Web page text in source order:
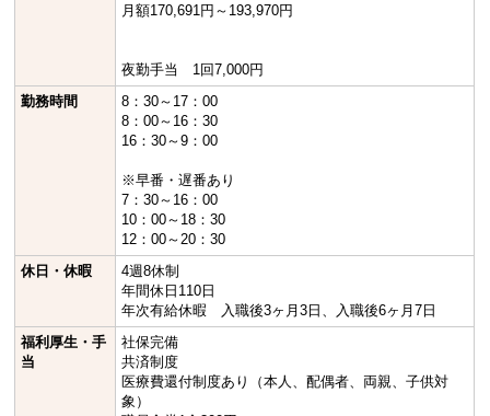
月額170,691円～193,970円
夜勤手当 1回7,000円
勤務時間
8：30～17：00
8：00～16：30
16：30～9：00
※早番・遅番あり
7：30～16：00
10：00～18：30
12：00～20：30
休日・休暇
4週8休制
年間休日110日
年次有給休暇 入職後3ヶ月3日、入職後6ヶ月7日
福利厚生・手
当
社保完備
共済制度
医療費還付制度あり（本人、配偶者、両親、子供対
象）